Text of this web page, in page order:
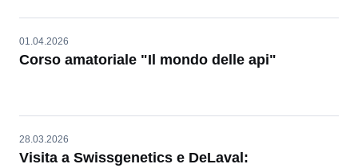
01.04.2026
Corso amatoriale "Il mondo delle api"
28.03.2026
Visita a Swissgenetics e DeLaval: